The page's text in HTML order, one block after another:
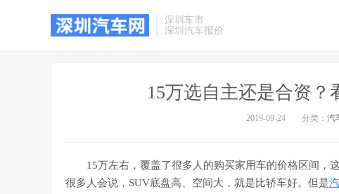
深圳车市
深圳汽车报价
15万选自主还是合资？
2019-09-24 分类： 汽
15万左右，覆盖了很多人的购买家用车的价格区间，
很多人会说，SUV底盘高、空间大，就是比轿车好。但是